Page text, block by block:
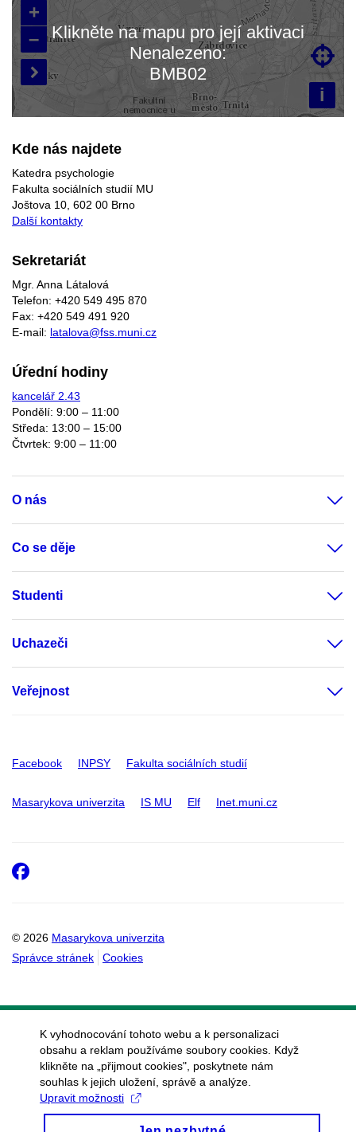
Načítám mapu…
+
–
i


Klikněte na mapu pro její aktivaci
Nenalezeno:
BMB02
Kde nás najdete
Katedra psychologie
Fakulta sociálních studií MU
Joštova 10, 602 00 Brno
Další kontakty
Sekretariát
Mgr. Anna Látalová
Telefon: +420 549 495 870
Fax: +420 549 491 920
E-mail: latalova@fss.muni.cz
Úřední hodiny
kancelář 2.43
Pondělí: 9:00 – 11:00
Středa: 13:00 – 15:00
Čtvrtek: 9:00 – 11:00
O nás
Co se děje
Studenti
Uchazeči
Veřejnost
Facebook INPSY Fakulta sociálních studií
Masarykova univerzita IS MU Elf Inet.muni.cz
© 2026 Masarykova univerzita
Správce stránek
Cookies
Facebook
K vyhodnocování tohoto webu a k personalizaci
obsahu a reklam používáme soubory cookies. Když
klikněte na „přijmout cookies", poskytnete nám
souhlas k jejich uložení, správě a analýze.
Upravit možnosti